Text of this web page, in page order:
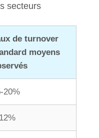
secteurs
de turnover
moyens
20%